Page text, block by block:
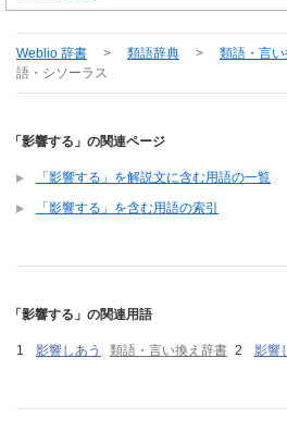
Weblio 辞書 > 類語辞典 > 類語・言
語・シソーラス
「影響する」の関連ページ
「影響する」を解説文に含む用語の一覧
「影響する」を含む用語の索引
「影響する」の関連用語
影響しあう 類語・言い換え辞書 影響